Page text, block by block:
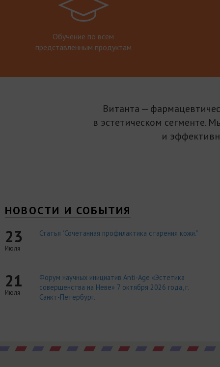
Обучение по всем
представленным продуктам
Витанта —
в эстетическом сегменте.
и
НОВОСТИ И СОБЫТИЯ
23
Июля
Статья "Сочетанная профилактика старения кожи."
21
Июля
Форум научных инициатив Anti-Age «Эстетика
совершенства на Неве» 7 октября 2026 года, г.
Санкт-Петербург.